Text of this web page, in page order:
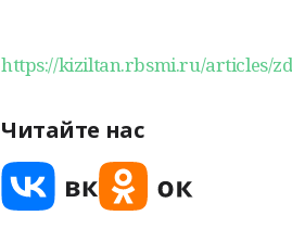
https://kiziltan.rbsmi.ru/articles/
Читайте нас